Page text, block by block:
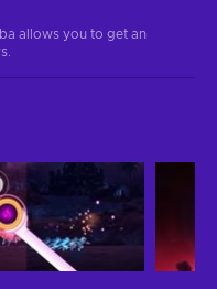
allows you to get an